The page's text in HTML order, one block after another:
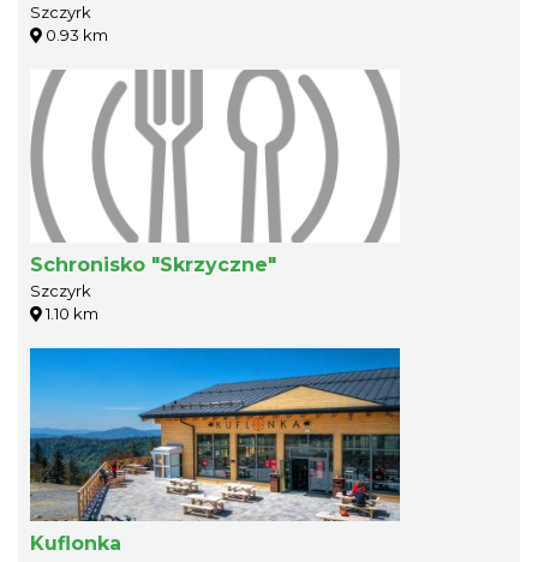
Szczyrk
0.93 km
Schronisko "Skrzyczne"
Szczyrk
1.10 km
Kuflonka